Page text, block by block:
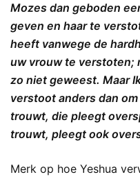
Mozes dan geboden
geven en haar te
heeft vanwege de
uw vrouw te verstoten;
zo niet geweest. Maar
verstoot anders dan
trouwt, die pleegt
trouwt, pleegt ook
Merk op hoe Yeshua